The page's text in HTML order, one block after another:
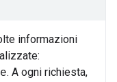
informazioni
. A ogni richiesta,